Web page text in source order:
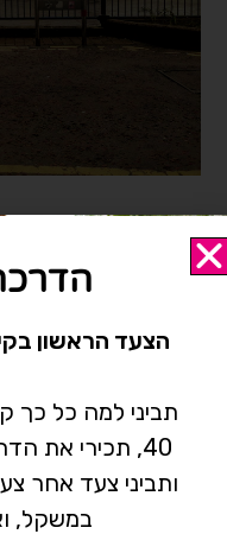
רעננה, אחוזה 198. מרכז גולן
דיאטה נכונה ירידה
לנשים,תזונהנכונה
הצעד הראשון
תביני למה כל כך
40, תכירי את
ותביני צעד אחר
במשקל,